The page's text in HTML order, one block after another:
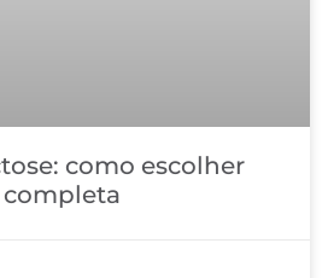
como escolher